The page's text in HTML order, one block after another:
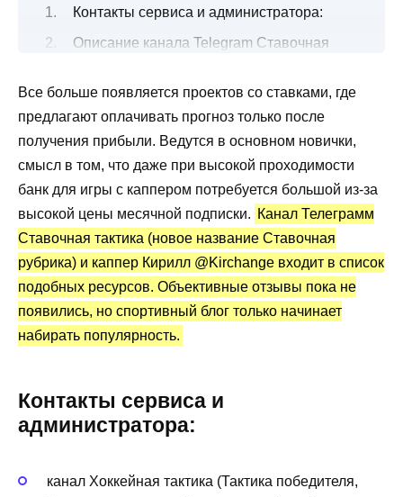
Контакты сервиса и администратора:
Описание канала Telegram Ставочная
Ставки на хоккей: бесплатные и платные
Канал Telegram Ставочная рубрика:
статистика и отзывы
Преимущества и недостатки
Все больше появляется проектов со ставками, где
предлагают оплачивать прогноз только после
получения прибыли. Ведутся в основном новички,
смысл в том, что даже при высокой проходимости
банк для игры с каппером потребуется большой из-за
высокой цены месячной подписки. Канал Телеграмм
Ставочная тактика (новое название Ставочная
рубрика) и каппер Кирилл @Kirchange входит в список
подобных ресурсов. Объективные отзывы пока не
появились, но спортивный блог только начинает
набирать популярность.
Контакты сервиса и
администратора:
канал Хоккейная тактика (Тактика победителя,